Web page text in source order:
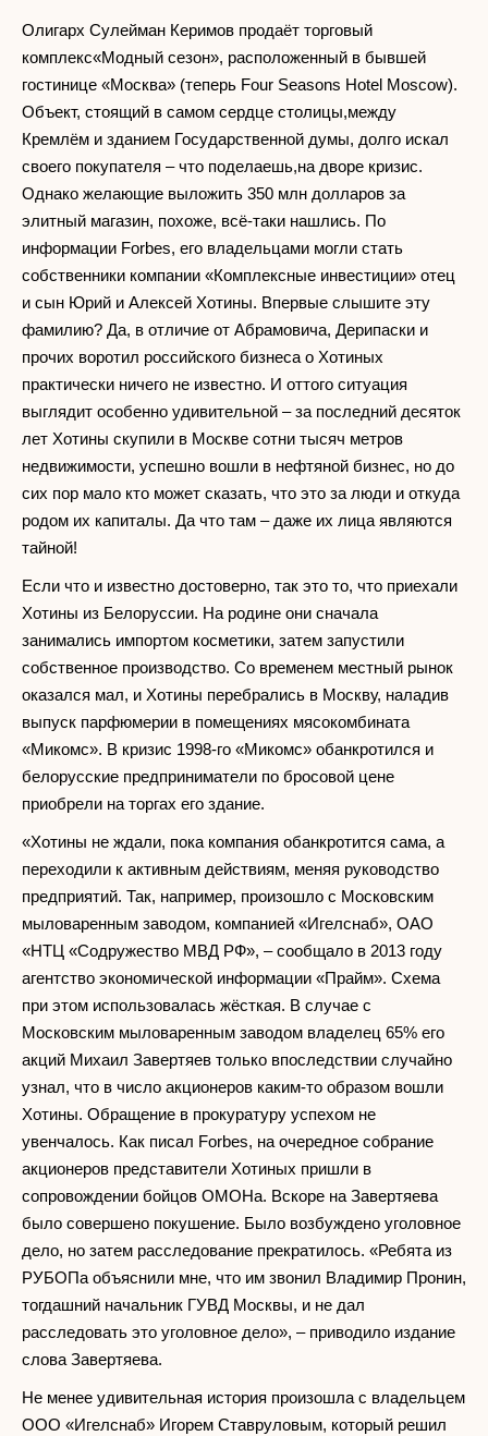
Олигарх Сулейман Керимов продаёт торговый
комплекс«Модный сезон», расположенный в бывшей
гостинице «Москва» (теперь Four Seasons Hotel Moscow).
Объект, стоящий в самом сердце столицы,между
Кремлём и зданием Государственной думы, долго искал
своего покупателя – что поделаешь,на дворе кризис.
Однако желающие выложить 350 млн долларов за
элитный магазин, похоже, всё-таки нашлись. По
информации Forbes, его владельцами могли стать
собственники компании «Комплексные инвестиции» отец
и сын Юрий и Алексей Хотины. Впервые слышите эту
фамилию? Да, в отличие от Абрамовича, Дерипаски и
прочих воротил российского бизнеса о Хотиных
практически ничего не известно. И оттого ситуация
выглядит особенно удивительной – за последний десяток
лет Хотины скупили в Москве сотни тысяч метров
недвижимости, успешно вошли в нефтяной бизнес, но до
сих пор мало кто может сказать, что это за люди и откуда
родом их капиталы. Да что там – даже их лица являются
тайной!
Если что и известно достоверно, так это то, что приехали
Хотины из Белоруссии. На родине они сначала
занимались импортом косметики, затем запустили
собственное производство. Со временем местный рынок
оказался мал, и Хотины перебрались в Москву, наладив
выпуск парфюмерии в помещениях мясокомбината
«Микомс». В кризис 1998-го «Микомс» обанкротился и
белорусские предприниматели по бросовой цене
приобрели на торгах его здание.
«Хотины не ждали, пока компания обанкротится сама, а
переходили к активным действиям, меняя руководство
предприятий. Так, например, произошло с Московским
мыловаренным заводом, компанией «Игелснаб», ОАО
«НТЦ «Содружество МВД РФ», – сообщало в 2013 году
агентство экономической информации «Прайм». Схема
при этом использовалась жёсткая. В случае с
Московским мыловаренным заводом владелец 65% его
акций Михаил Завертяев только впоследствии случайно
узнал, что в число акционеров каким-то образом вошли
Хотины. Обращение в прокуратуру успехом не
увенчалось. Как писал Forbes, на очередное собрание
акционеров представители Хотиных пришли в
сопровождении бойцов ОМОНа. Вскоре на Завертяева
было совершено покушение. Было возбуждено уголовное
дело, но затем расследование прекратилось. «Ребята из
РУБОПа объяснили мне, что им звонил Владимир Пронин,
тогдашний начальник ГУВД Москвы, и не дал
расследовать это уголовное дело», – приводило издание
слова Завертяева.
Не менее удивительная история произошла с владельцем
ООО «Игелснаб» Игорем Ставруловым, который решил